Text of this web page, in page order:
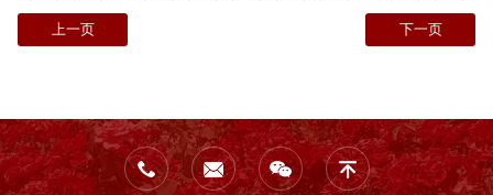
上一页 下一页